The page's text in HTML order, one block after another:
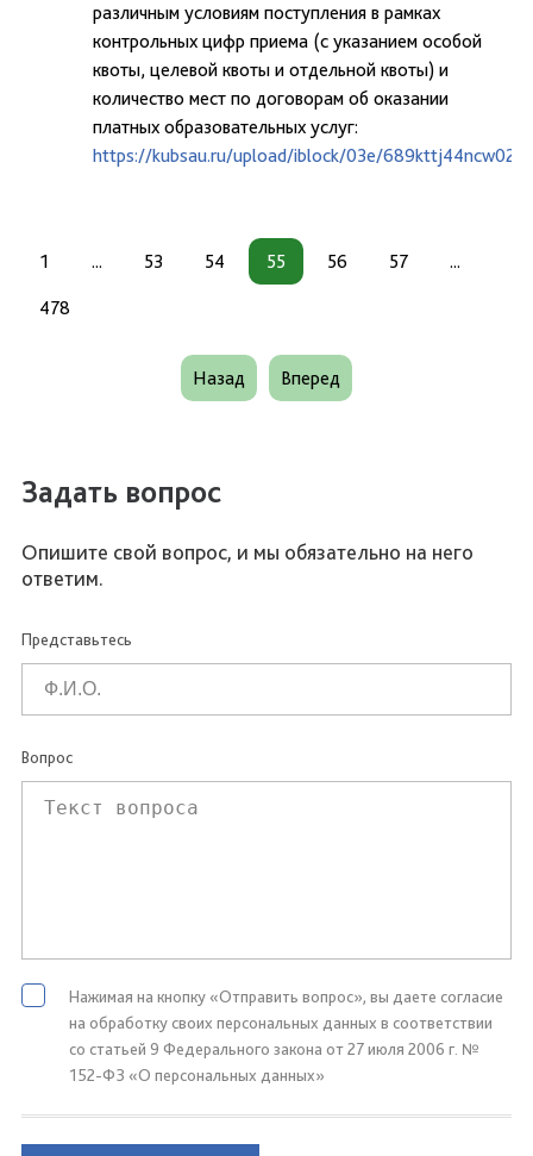
различным условиям поступления в рамках
контрольных цифр приема (с указанием особой
квоты, целевой квоты и отдельной квоты) и
количество мест по договорам об оказании
платных образовательных услуг:
https://kubsau.ru/upload/iblock/03e/
1 ... 53 54 55 56 57 ...
478
Назад Вперед
Задать вопрос
Опишите свой вопрос, и мы обязательно на него
ответим.
Представьтесь
Вопрос
Нажимая на кнопку «Отправить вопрос», вы даете согласие
на обработку своих персональных данных в соответствии
со статьей 9 Федерального закона от 27 июля 2006 г. №
152-ФЗ «О персональных данных»